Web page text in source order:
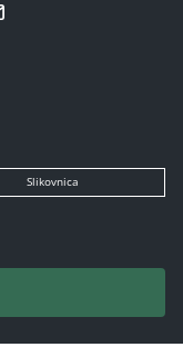
Slikovnica